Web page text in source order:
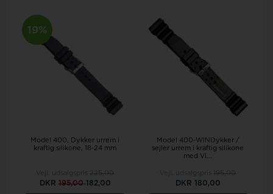
19%
Model 400
Dykker urrem i
kraftig silikone, 18-24 mm
DKR 195,00182,00
Model 400-WINDykker /
sejler urrem i kraftig silikone
med Vi...
DKR 180,00